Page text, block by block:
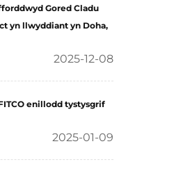
Gored Cladu
yn llwyddiant yn Doha,
2025-12-08
enillodd tystysgrif
2025-01-09